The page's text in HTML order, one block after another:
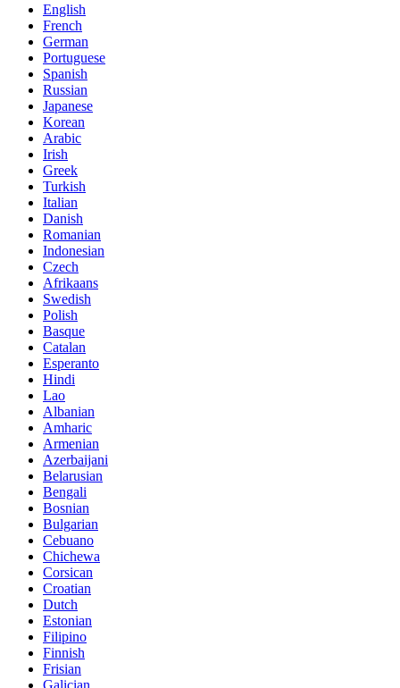
English
French
German
Portuguese
Spanish
Russian
Japanese
Korean
Arabic
Irish
Greek
Turkish
Italian
Danish
Romanian
Indonesian
Czech
Afrikaans
Swedish
Polish
Basque
Catalan
Esperanto
Hindi
Lao
Albanian
Amharic
Armenian
Azerbaijani
Belarusian
Bengali
Bosnian
Bulgarian
Cebuano
Chichewa
Corsican
Croatian
Dutch
Estonian
Filipino
Finnish
Frisian
Galician